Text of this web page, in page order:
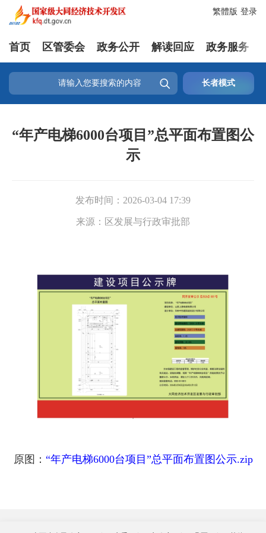
登录
繁體版
首页 区管委会 政务公开 解读回应 政务服务
 长者模式
“年产电梯6000台项目”总平面布置图公
示
发布时间： 2026-03-04 17:39
来源： 区发展与行政审批部
原图： “年产电梯6000台项目”总平面布置图公示.zip